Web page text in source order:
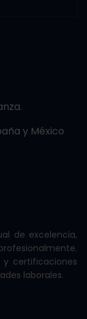
y México
de excelencia,
certificaciones
laborales.